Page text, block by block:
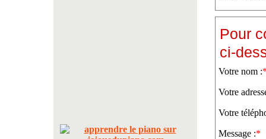
Pour
ci-
Votre nom :
Votre
Votre
Message :*